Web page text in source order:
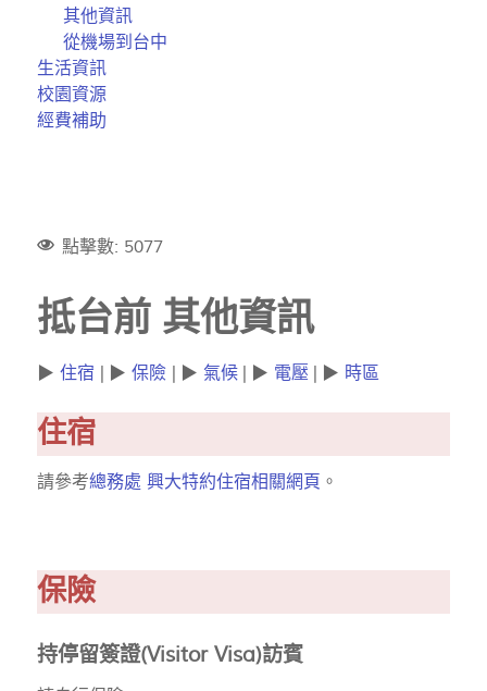
其他資訊
從機場到台中
生活資訊
校園資源
經費補助
點擊數: 5077
抵台前 其他資訊
▶ 住宿 | ▶ 保險 | ▶ 氣候 | ▶ 電壓 | ▶ 時區
住宿
請參考總務處 興大特約住宿相關網頁 。
保險
持停留簽證(Visitor Visa)訪賓